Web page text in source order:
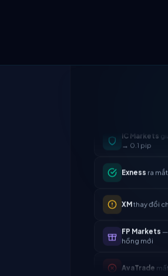
Exnessra mắt
XM
FP Markets —
AvaTrade